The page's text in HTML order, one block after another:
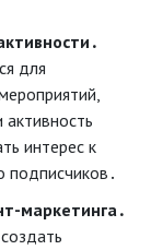
для
интерес к
подписчиков․
маркетинга․